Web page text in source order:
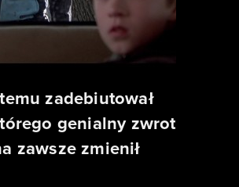
zadebiutował
genialny zwrot
zawsze zmienił